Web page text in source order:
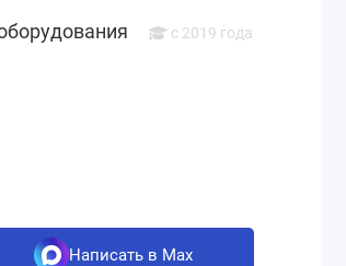
с 2019 года
Написать в Max